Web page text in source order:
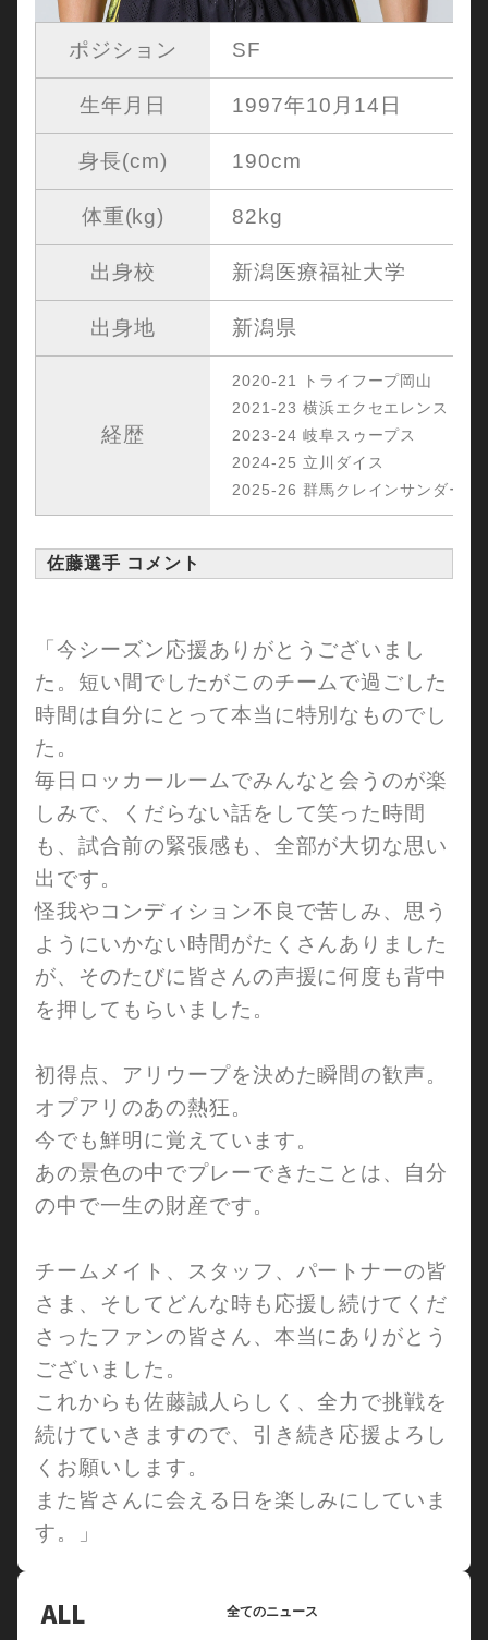
ポジション SF
生年月日 1997年10月14日
身長(cm) 190cm
体重(kg) 82kg
出身校 新潟医療福祉大学
出身地 新潟県
経歴
2020-21 トライフープ岡山
2021-23 横浜エクセエレンス
2023-24 岐阜スゥープス
2024-25 立川ダイス
2025-26 群馬クレインサンダーズ
佐藤選手 コメント
「今シーズン応援ありがとうございまし
た。短い間でしたがこのチームで過ごした
時間は自分にとって本当に特別なものでし
た。
毎日ロッカールームでみんなと会うのが楽
しみで、くだらない話をして笑った時間
も、試合前の緊張感も、全部が大切な思い
出です。
怪我やコンディション不良で苦しみ、思う
ようにいかない時間がたくさんありました
が、そのたびに皆さんの声援に何度も背中
を押してもらいました。
初得点、アリウープを決めた瞬間の歓声。
オプアリのあの熱狂。
今でも鮮明に覚えています。
あの景色の中でプレーできたことは、自分
の中で一生の財産です。
チームメイト、スタッフ、パートナーの皆
さま、そしてどんな時も応援し続けてくだ
さったファンの皆さん、本当にありがとう
ございました。
これからも佐藤誠人らしく、全力で挑戦を
続けていきますので、引き続き応援よろし
くお願いします。
また皆さんに会える日を楽しみにしていま
す。」
ALL 全てのニュース